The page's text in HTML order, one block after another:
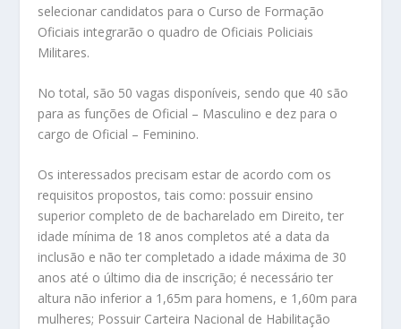
selecionar candidatos para o Curso de Formação
Oficiais integrarão o quadro de Oficiais Policiais
Militares.
No total, são 50 vagas disponíveis, sendo que 40 são
para as funções de Oficial – Masculino e dez para o
cargo de Oficial – Feminino.
Os interessados precisam estar de acordo com os
requisitos propostos, tais como: possuir ensino
superior completo de de bacharelado em Direito, ter
idade mínima de 18 anos completos até a data da
inclusão e não ter completado a idade máxima de 30
anos até o último dia de inscrição; é necessário ter
altura não inferior a 1,65m para homens, e 1,60m para
mulheres; Possuir Carteira Nacional de Habilitação